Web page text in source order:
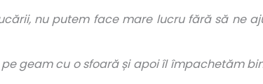
nu putem face mare lucru fără să ne
geam cu o sfoară și apoi îl împachetăm